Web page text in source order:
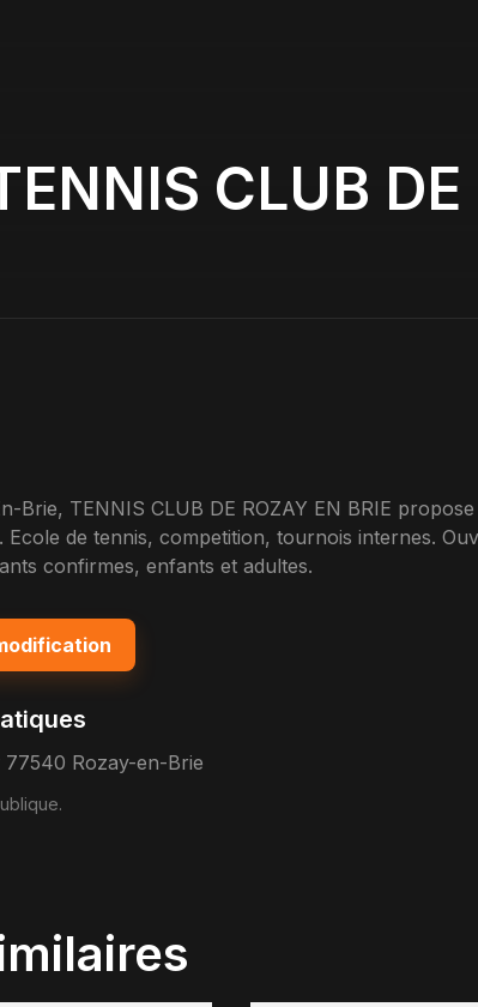
CLUB
Brie, TENNIS CLUB DE ROZAY EN BRIE
Ecole de tennis, competition, tournois internes.
confirmes, enfants et adultes.
77540 Rozay-en-Brie
.